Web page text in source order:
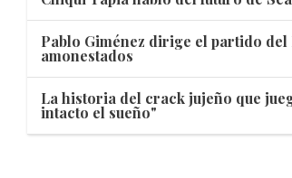
Pablo Giménez dirige el partido del
amonestados
La historia del crack jujeño que
intacto el sueño"